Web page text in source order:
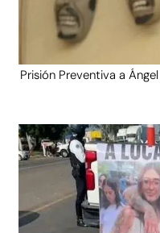
Prisión Preventiva a